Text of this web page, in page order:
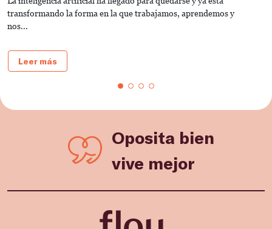
transformando la forma en la que trabajamos, aprendemos y
nos...
Leer más
Oposita bien
vive mejor